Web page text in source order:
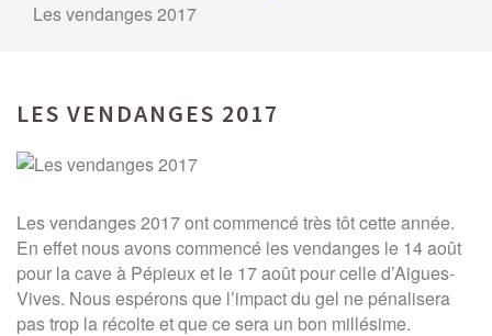
Les vendanges 2017
LES VENDANGES 2017
Les vendanges 2017 ontcommencétrès tôt cette année.
En effet nous avonscommencé les vendanges le 14 août
pour la cave à Pépieux et le 17 août pour celle d’Aigues-
Vives. Nous espérons que l’impact du gel ne pénalisera
pas trop la récolte et que ce sera un bon millésime.